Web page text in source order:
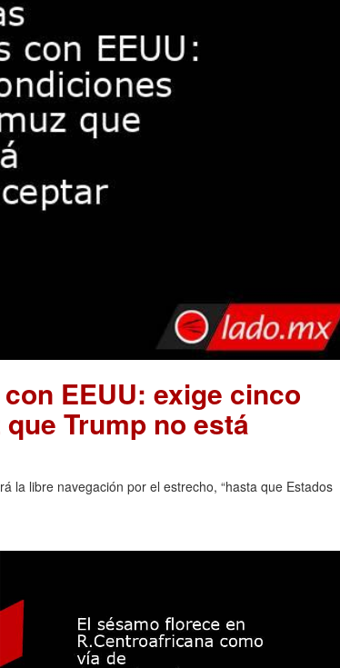
EEUU: exige cinco
Trump no está
la libre navegación por el estrecho, “hasta que Estados